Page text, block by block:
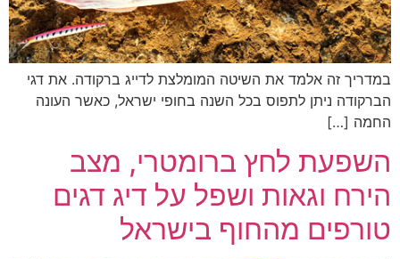
במדריך זה אלמד את השיטה המומלצת לדייג ברקודה. את דגי
הברקודה ניתן לתפוס בכל השנה בחופי ישראל, כאשר העונה
החמה […]
השפעת לחץ ברומטרי, מצב
הירח וגאות ושפל על דיג דגים
טורפים מהחוף בישראל